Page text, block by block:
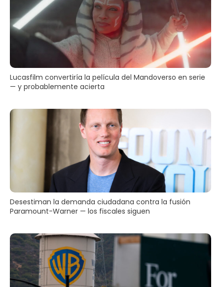
Lucasfilm convertiría la película del Mandoverso en serie
— y probablemente acierta
Desestiman la demanda ciudadana contra la fusión
Paramount-Warner — los fiscales siguen